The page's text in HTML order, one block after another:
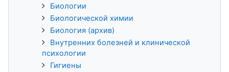
Биологии
Биологической химии
Биология (архив)
Внутренних болезней и клинической
психологии
Гигиены